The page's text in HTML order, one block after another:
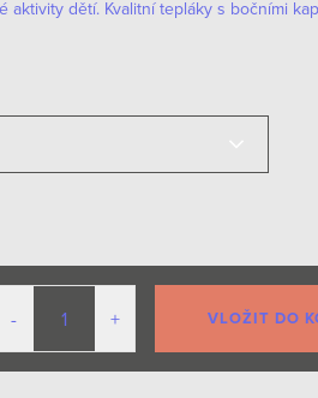
dětí. Kvalitní tepláky s bočními
VLOŽIT DO